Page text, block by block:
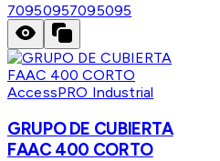
70950957095095
AccessPRO Industrial
GRUPO DE CUBIERTA
FAAC 400 CORTO